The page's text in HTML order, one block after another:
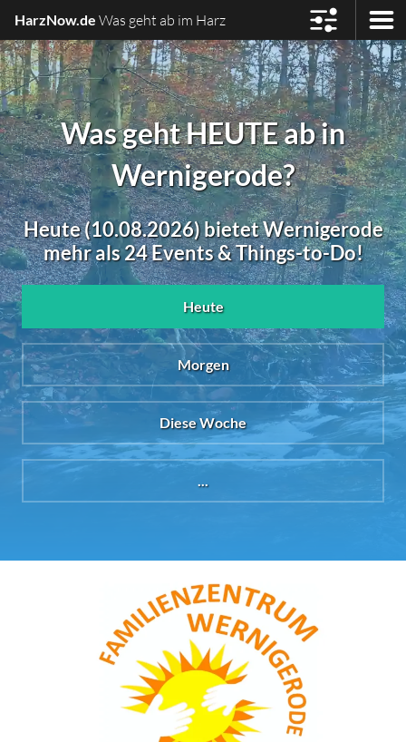
HarzNow.de Was geht ab im Harz
Was geht HEUTE ab in
Wernigerode?
Heute (10.08.2026) bietet Wernigerode
mehr als 24 Events & Things-to-Do!
Heute
Morgen
Diese Woche